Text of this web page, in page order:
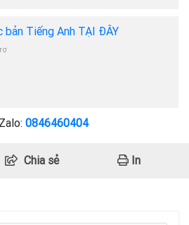
bản Tiếng Anh TẠI ĐÂY
0846460404
Chia sẻ In